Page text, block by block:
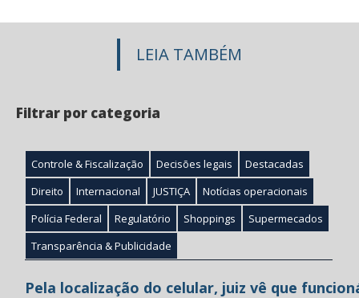
LEIA TAMBÉM
Filtrar por categoria
Controle & Fiscalização Decisões legais
Destacadas
Direito
Internacional JUSTIÇA
Notícias operacionais
Polícia Federal
Regulatório Shoppings
Supermecados
Transparência & Publicidade
Pela localização do celular, juiz vê que